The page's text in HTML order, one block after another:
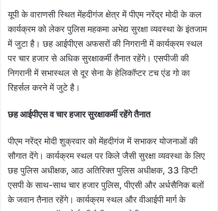
यूपी के वाराणसी स्थित मेंहदीगंज क्षेत्र में पीएम नरेंद्र मोदी के कल
कार्यक्रम को लेकर पुलिस महकमा अभेद्य सुरक्षा व्यवस्था के इंतजाम
में जुटा है। छह आईपीएस अफसरों की निगरानी में कार्यक्रम स्थल
पर चार हजार से अधिक सुरक्षाकर्मी तैनात रहेंगे। एसपीजी की
निगरानी में सभास्थल से दूर सेना के हेलिकॉप्टर टच एंड गो का
रिहर्सल करने में जुटे है।
छह आईपीएस व चार हजार सुरक्षाकर्मी रहेंगे तैनात
पीएम नरेंद्र मोदी शुक्रवार को मेंहदीगंज में सभाकर योजनाओं की
सौगात देंगे। कार्यक्रम स्थल पर किले जैसी सुरक्षा व्यवस्था के लिए
छह पुलिस अधीक्षक, आठ अतिरिक्त पुलिस अधीक्षक, 33 डिप्टी
एसपी के साथ-साथ चार हजार पुलिस, पीएसी और अर्धसैनिक बलों
के जवान तैनात रहेंगे। कार्यक्रम स्थल और वीआईपी मार्ग के